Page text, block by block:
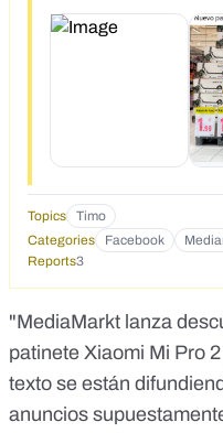
Topics Timo
Categories
Facebook
Reports3
"MediaMarkt lanza
patinete Xiaomi Mi Pro
texto se están
anuncios